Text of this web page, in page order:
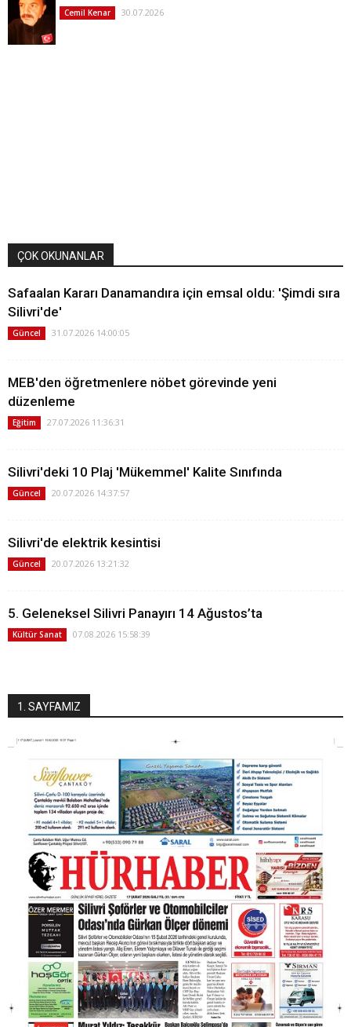
Cemil Kenar 30.07.2026
ÇOK OKUNANLAR
Safaalan Kararı Danamandıra için emsal oldu: 'Şimdi sıra
Silivri'de'
Güncel 31.07.2026 14:00:05
MEB'den öğretmenlere nöbet görevinde yeni
düzenleme
Eğitim 27.07.2026 11:36:31
Silivri'deki 10 Plaj 'Mükemmel' Kalite Sınıfında
Güncel 20.07.2026 14:37:57
Silivri'de elektrik kesintisi
Güncel 20.07.2026 13:21:32
5. Geleneksel Silivri Panayırı 14 Ağustos’ta
Kültür Sanat 07.08.2026 15:58:39
1. SAYFAMIZ